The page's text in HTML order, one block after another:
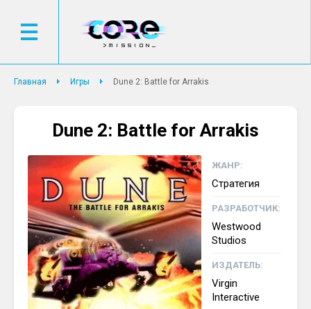
Главная Игры Dune 2: Battle for Arrakis
Dune 2: Battle for Arrakis
ЖАНР:
Стратегия
РАЗРАБОТЧИК:
Westwood
Studios
ИЗДАТЕЛЬ:
Virgin
Interactive